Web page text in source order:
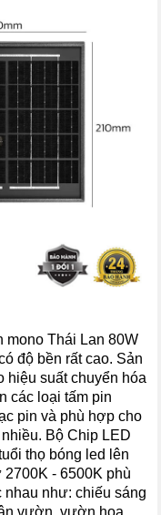
Thái Lan 80W
độ bền rất cao. Sản
hiệu suất chuyển hóa
các loại tấm pin
pin và phù hợp cho
Bộ Chip LED
thọ bóng led lên
- 6500K phù
nhau như: chiếu sáng